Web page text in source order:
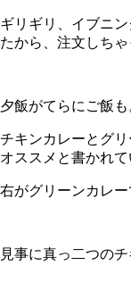
ギリギリ、イブニ
たから、注文しち
夕飯がてらにご飯も
チキンカレーとグ
オススメと書かれ
右がグリーンカレー
見事に真っ二つのチ